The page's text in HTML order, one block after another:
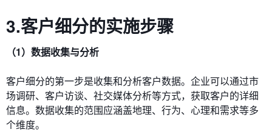
3.客户细分的实施步骤
（1）数据收集与分析
客户细分的第一步是收集和分析客户数据。企业可以通过市
场调研、客户访谈、社交媒体分析等方式，获取客户的详细
信息。数据收集的范围应涵盖地理、行为、心理和需求等多
个维度。